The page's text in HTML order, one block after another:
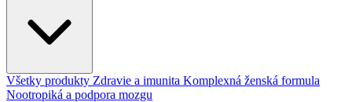
Všetky produkty Zdravie a imunita Komplexná ženská formula
Nootropiká a podpora mozgu